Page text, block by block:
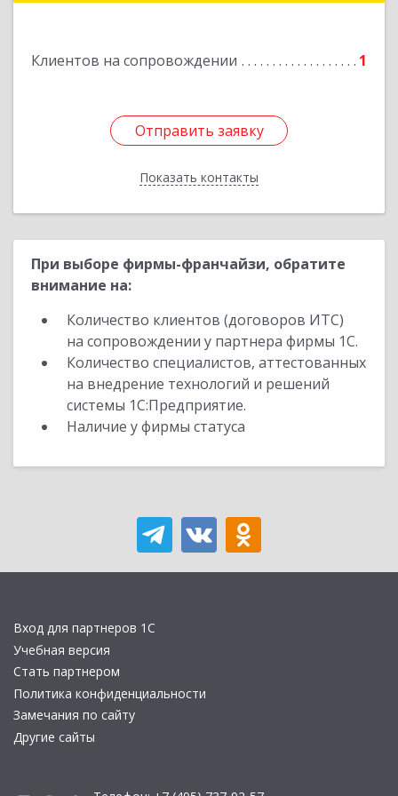
Клиентов на сопровождении 1
Отправить заявку
Показать контакты
Подробнее
Отправить заявку
Назад
При выборе фирмы-франчайзи, обратите
внимание на:
Количество клиентов (договоров ИТС)
на сопровождении у партнера фирмы 1С.
Количество специалистов, аттестованных
на внедрение технологий и решений
системы 1С:Предприятие.
Наличие у фирмы статуса
Вход для партнеров 1С
Учебная версия
Стать партнером
Политика конфиденциальности
Замечания по сайту
Другие сайты